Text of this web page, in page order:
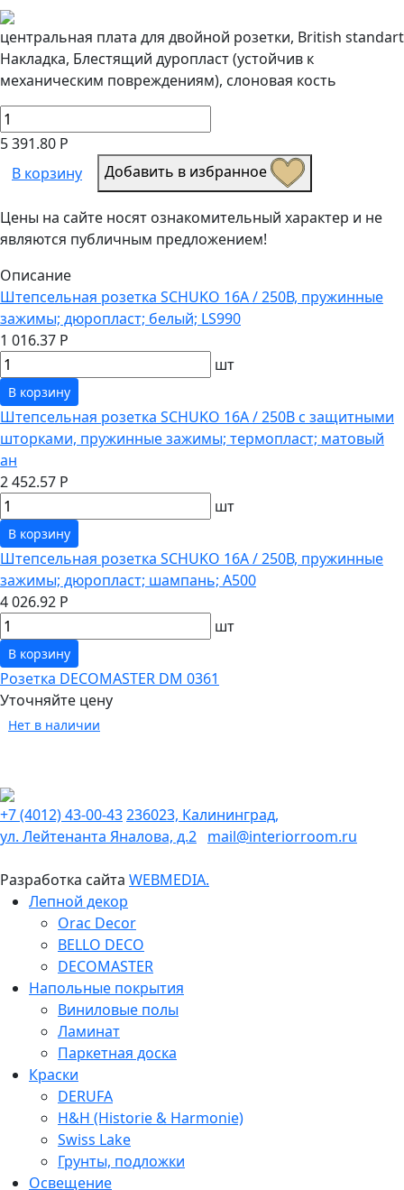
центральная плата для двойной розетки, British standart
Накладка, Блестящий дуропласт (устойчив к
механическим повреждениям), слоновая кость
5 391.80 Р
В корзину
Добавить в избранное
Цены на сайте носят ознакомительный характер и не
являются публичным предложением!
Описание
Штепсельная розетка SCHUKO 16А / 250В, пружинные
зажимы; дюропласт; белый; LS990
1 016.37 Р
шт
В корзину
Штепсельная розетка SCHUKO 16А / 250В с защитными
шторками, пружинные зажимы; термопласт; матовый
ан
2 452.57 Р
шт
В корзину
Штепсельная розетка SCHUKO 16А / 250В, пружинные
зажимы; дюропласт; шампань; A500
4 026.92 Р
шт
В корзину
Розетка DECOMASTER DM 0361
Уточняйте цену
Нет в наличии
+7 (4012) 43-00-43236023, Калининград,
ул. Лейтенанта Яналова, д.2 mail@interiorroom.ru
Разработка сайта WEBMEDIA.
Лепной декор
Orac Decor
BELLO DECO
DECOMASTER
Напольные покрытия
Виниловые полы
Ламинат
Паркетная доска
Краски
DERUFA
H&H (Historie & Harmonie)
Swiss Lake
Грунты, подложки
Освещение